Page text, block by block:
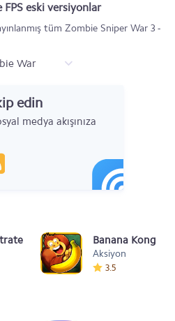
eski versiyonlar
tüm Zombie Sniper War 3 -
War
edin
medya akışınıza
Games Banana Kong
Aksiyon
3.5